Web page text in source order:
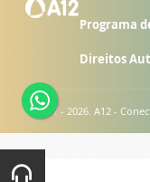
Programa
Direitos
© 2007 - 2026. A12 -